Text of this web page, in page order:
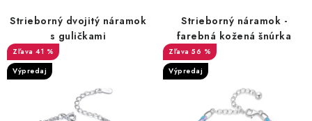
SETY ŠPERKOV
ŠPERKY
Doprava a platba Vrátenie, výmena, reklamácia
Kontakt
r
o
d
u
k
e
p
r
o
d
Strieborný dvojitý náramok
s guličkami
41 %
Výpredaj
Strieborný náramok -
farebná kožená šnúrka
56 %
Výpredaj